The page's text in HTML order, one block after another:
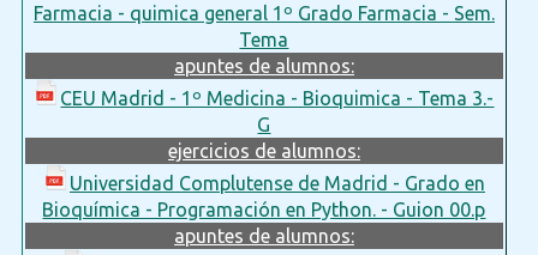
Farmacia - quimica general 1º Grado Farmacia - Sem.
Tema
apuntes de alumnos:
CEU Madrid - 1º Medicina - Bioquimica - Tema 3.-
G
ejercicios de alumnos:
Universidad Complutense de Madrid - Grado en
Bioquímica - Programación en Python. - Guion 00.p
apuntes de alumnos: